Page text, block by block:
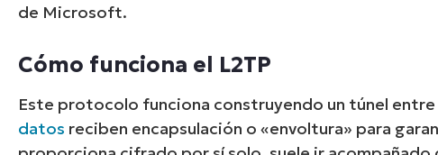
de Microsoft.
Cómo funciona el L2TP
Este protocolo funciona construyendo un túnel
datos reciben encapsulación o «envoltura» para